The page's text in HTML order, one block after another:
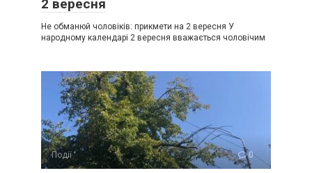
2 вересня
Не обманюй чоловіків: прикмети на 2 вересня У
народному календарі 2 вересня вважається чоловічим
Події 0